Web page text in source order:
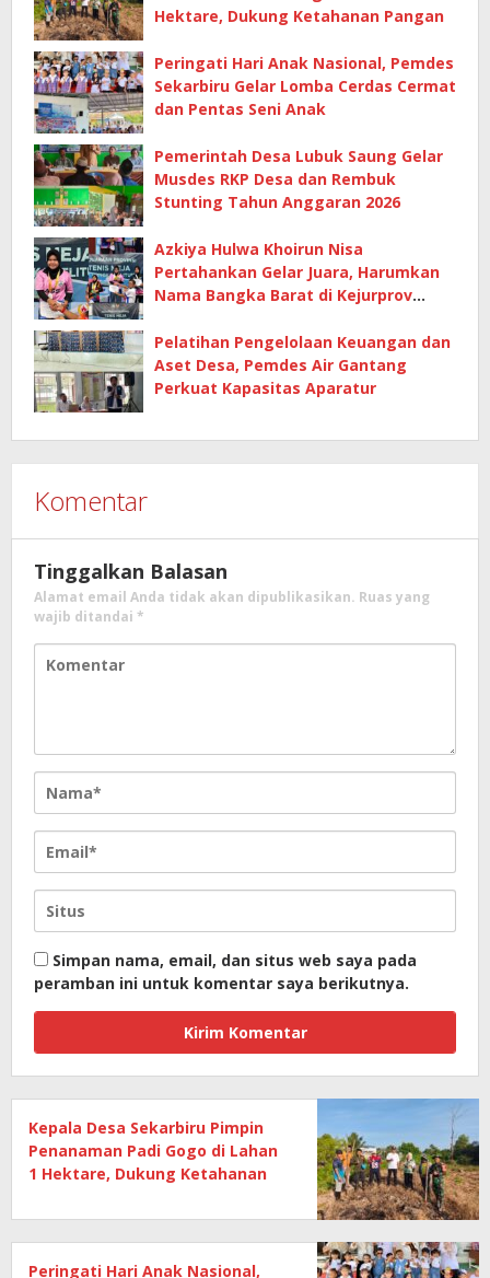
Hektare, Dukung Ketahanan Pangan
Peringati Hari Anak Nasional, Pemdes
Sekarbiru Gelar Lomba Cerdas Cermat
dan Pentas Seni Anak
Pemerintah Desa Lubuk Saung Gelar
Musdes RKP Desa dan Rembuk
Stunting Tahun Anggaran 2026
Azkiya Hulwa Khoirun Nisa
Pertahankan Gelar Juara, Harumkan
Nama Bangka Barat di Kejurprov
Pelatihan Pengelolaan Keuangan dan
Aset Desa, Pemdes Air Gantang
Perkuat Kapasitas Aparatur
Komentar
Tinggalkan Balasan
Alamat email Anda tidak akan dipublikasikan. Ruas yang
wajib ditandai *
Simpan nama, email, dan situs web saya pada
peramban ini untuk komentar saya berikutnya.
Kepala Desa Sekarbiru Pimpin
Penanaman Padi Gogo di Lahan
1 Hektare, Dukung Ketahanan
Peringati Hari Anak Nasional,